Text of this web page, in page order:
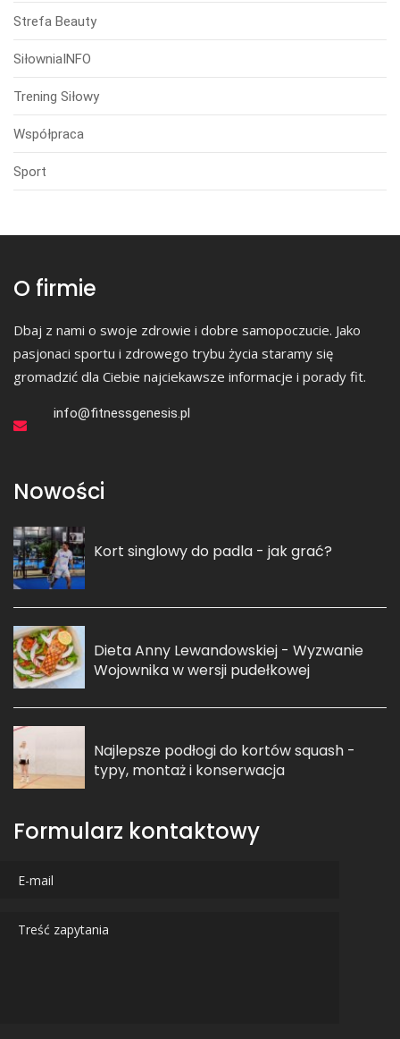
Strefa Beauty
SiłowniaINFO
Trening Siłowy
Współpraca
Sport
O firmie
Dbaj z nami o swoje zdrowie i dobre samopoczucie. Jako
pasjonaci sportu i zdrowego trybu życia staramy się
gromadzić dla Ciebie najciekawsze informacje i porady fit.
info@fitnessgenesis.pl
Nowości
Kort singlowy do padla - jak grać?
Dieta Anny Lewandowskiej - Wyzwanie
Wojownika w wersji pudełkowej
Najlepsze podłogi do kortów squash -
typy, montaż i konserwacja
Formularz kontaktowy